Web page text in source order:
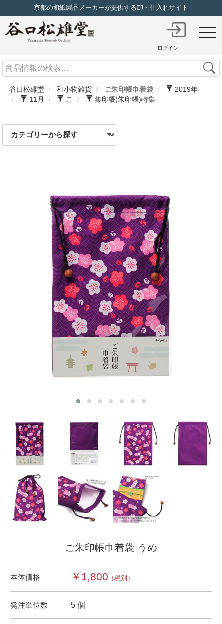
京都の和紙製品メーカーが提供する卸・仕入れサイト
ログイン
谷口松雄堂 和小物雑貨 ご朱印帳巾着袋
2019年
11月
こ 集印帳(朱印帳)特集
Search
ご朱印帳巾着袋 うめ
本体価格 ￥1,800 （税別）
発注単位数 5 個